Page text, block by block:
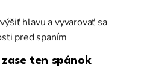
hlavu a vyvarovať sa
pred spaním
ten spánok